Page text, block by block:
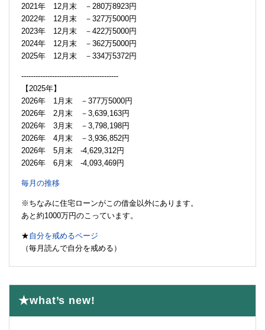
2021年 12月末 －280万8923円
2022年 12月末 －327万5000円
2023年 12月末 －422万5000円
2024年 12月末 －362万5000円
2025年 12月末 －334万5372円
-----------------------------------------
【2025年】
2026年 1月末 －377万5000円
2026年 2月末 －3,639,163円
2026年 3月末 －3,798,198円
2026年 4月末 －3,936,852円
2026年 5月末 -4,629,312円
2026年 6月末 -4,093,469円
毎月の推移
※ちなみに住宅ローンがこの借金以外にあります。
あと約1000万円のこっています。
★自分を戒めるページ
（毎月読んで自分を戒める）
★what’s new!